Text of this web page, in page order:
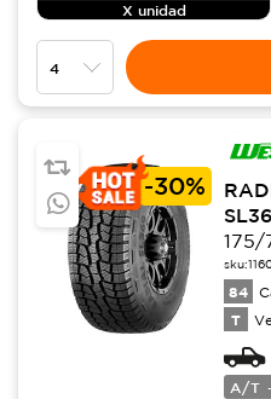
X unidad
-30%
175/
sku:
84
T
A/T